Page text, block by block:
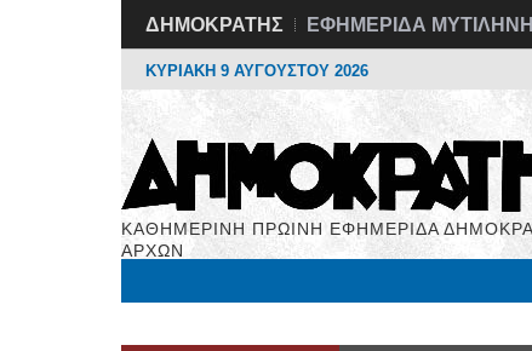
ΔΗΜΟΚΡΑΤΗΣ ΕΦΗΜΕΡΙΔΑ
ΚΥΡΙΑΚΗ 9 ΑΥΓΟΥΣΤΟΥ 2026
ΚΑΘΗΜΕΡΙΝΗ ΠΡΩΙΝΗ ΕΦΗΜΕΡΙΔΑ
ΑΡΧΩΝ